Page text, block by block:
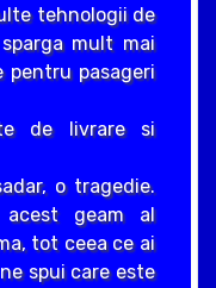
tehnologii de
mult mai
pentru pasageri
de livrare si
o tragedie.
geam al
tot ceea ce ai
spui care este